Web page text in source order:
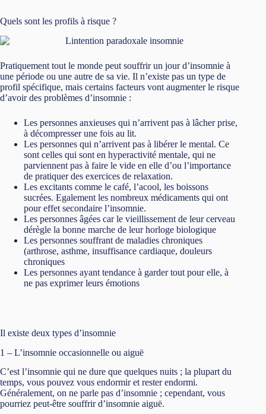
Quels sont les profils à risque ?
Pratiquement tout le monde peut souffrir un jour d’insomnie à
une période ou une autre de sa vie. Il n’existe pas un type de
profil spécifique, mais certains facteurs vont augmenter le risque
d’avoir des problèmes d’insomnie :
Les personnes anxieuses qui n’arrivent pas à lâcher prise,
à décompresser une fois au lit.
Les personnes qui n’arrivent pas à libérer le mental. Ce
sont celles qui sont en hyperactivité mentale, qui ne
parviennent pas à faire le vide en elle d’ou l’importance
de pratiquer des exercices de relaxation.
Les excitants comme le café, l’acool, les boissons
sucrées. Egalement les nombreux médicaments qui ont
pour effet secondaire l’insomnie.
Les personnes âgées car le vieillissement de leur cerveau
dérègle la bonne marche de leur horloge biologique
Les personnes souffrant de maladies chroniques
(arthrose, asthme, insuffisance cardiaque, douleurs
chroniques
Les personnes ayant tendance à garder tout pour elle, à
ne pas exprimer leurs émotions
Il existe deux types d’insomnie
1 – L’insomnie occasionnelle ou aiguë
C’est l’insomnie qui ne dure que quelques nuits ; la plupart du
temps, vous pouvez vous endormir et rester endormi.
Généralement, on ne parle pas d’insomnie ; cependant, vous
pourriez peut-être souffrir d’insomnie aiguë.